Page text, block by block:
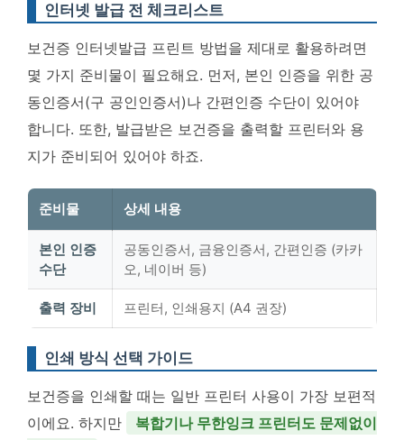
인터넷 발급 전 체크리스트
보건증 인터넷발급 프린트 방법을 제대로 활용하려면
몇 가지 준비물이 필요해요. 먼저, 본인 인증을 위한 공
동인증서(구 공인인증서)나 간편인증 수단이 있어야
합니다. 또한, 발급받은 보건증을 출력할 프린터와 용
지가 준비되어 있어야 하죠.
준비물 상세 내용
본인 인증
수단
공동인증서, 금융인증서, 간편인증 (카카
오, 네이버 등)
출력 장비 프린터, 인쇄용지 (A4 권장)
인쇄 방식 선택 가이드
보건증을 인쇄할 때는 일반 프린터 사용이 가장 보편적
이에요. 하지만
복합기나 무한잉크 프린터도 문제없이